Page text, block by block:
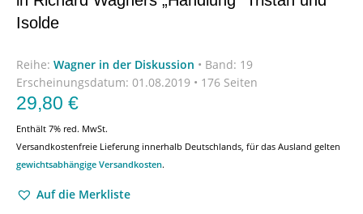
Isolde
Reihe: Wagner in der Diskussion • Band: 19
Erscheinungsdatum: 01.08.2019 • 176 Seiten
29,80 €
Enthält 7% red. MwSt.
Versandkostenfreie Lieferung innerhalb Deutschlands, für das Ausland gelten
gewichtsabhängige Versandkosten.
Auf die Merkliste